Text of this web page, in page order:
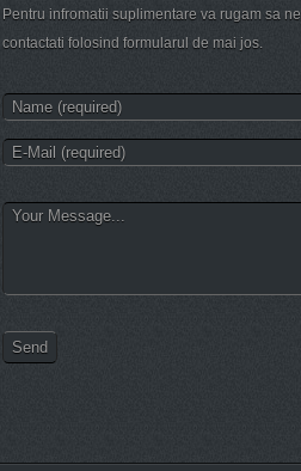
Pentru infromatii suplimentare va rugam sa ne
contactati folosind formularul de mai jos.